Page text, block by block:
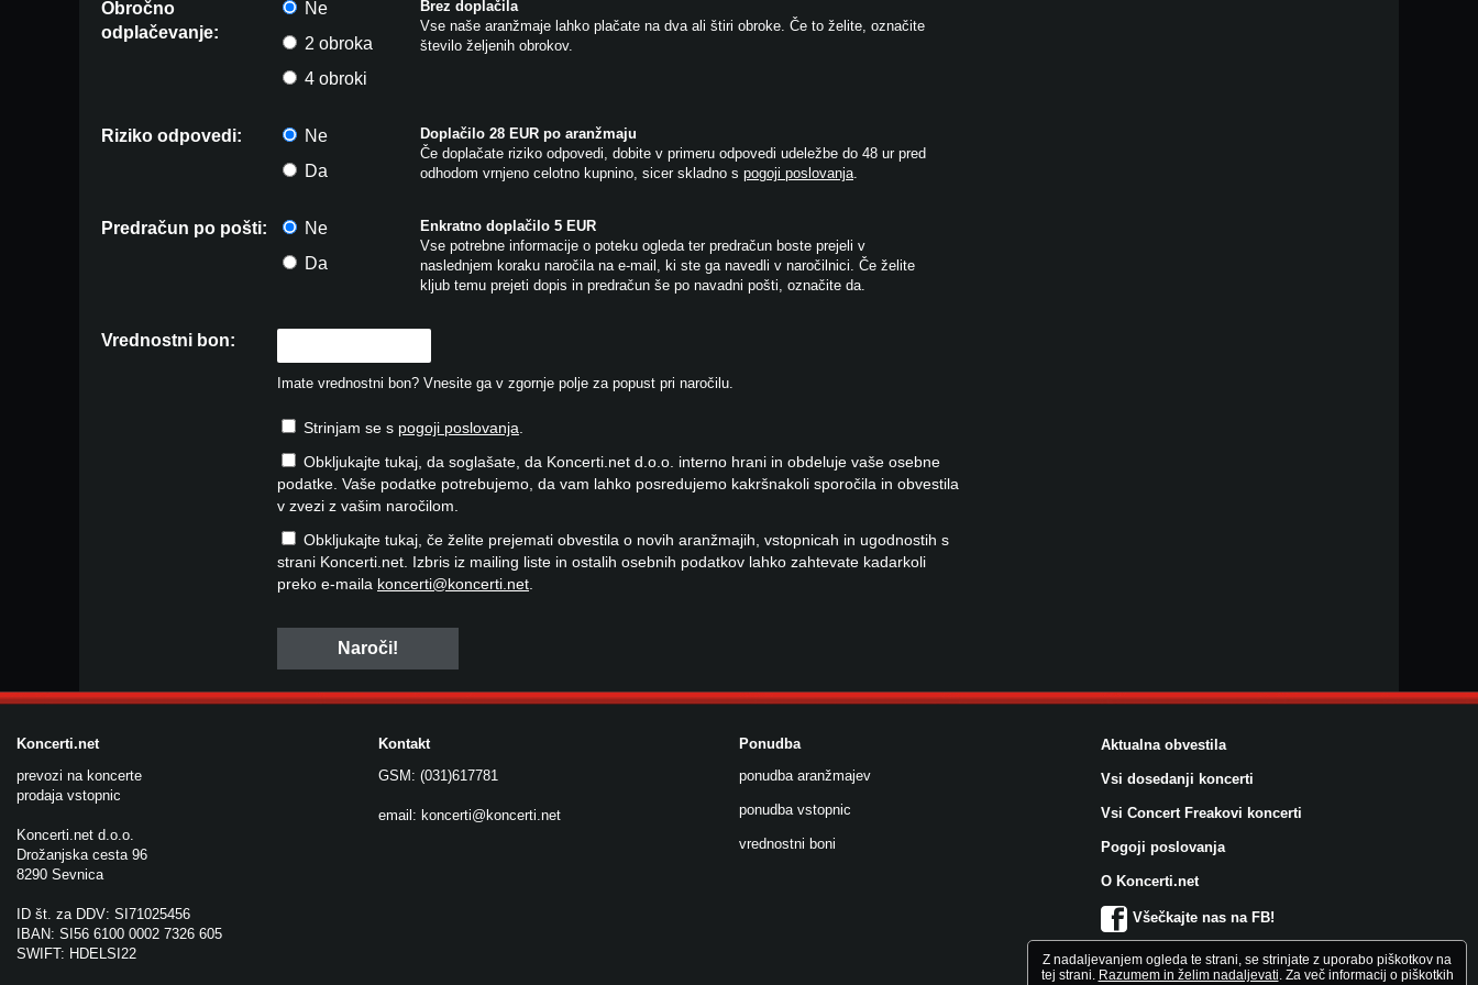
Obročno
odplačevanje:
Ne
2 obroka
4 obroki
Brez doplačila
Vse naše aranžmaje lahko plačate na dva ali štiri obroke. Če to želite, označite
število željenih obrokov.
Riziko odpovedi:
Ne
Da
Doplačilo 28 EUR po aranžmaju
Če doplačate riziko odpovedi, dobite v primeru odpovedi udeležbe do 48 ur pred
odhodom vrnjeno celotno kupnino, sicer skladno s pogoji poslovanja.
Predračun po pošti:
Ne
Da
Enkratno doplačilo 5 EUR
Vse potrebne informacije o poteku ogleda ter predračun boste prejeli v
naslednjem koraku naročila na e-mail, ki ste ga navedli v naročilnici. Če želite
kljub temu prejeti dopis in predračun še po navadni pošti, označite da.
Vrednostni bon:
Imate vrednostni bon? Vnesite ga v zgornje polje za popust pri naročilu.
Strinjam se s pogoji poslovanja
Obkljukajte tukaj, da soglašate, da Koncerti.net d.o.o. interno hrani in obdeluje vaše osebne
podatke. Vaše podatke potrebujemo, da vam lahko posredujemo kakršnakoli sporočila in obvestila
v zvezi z vašim naročilom.
Obkljukajte tukaj, če želite prejemati obvestila o novih aranžmajih, vstopnicah in ugodnostih s
strani Koncerti.net. Izbris iz mailing liste in ostalih osebnih podatkov lahko zahtevate kadarkoli
preko e-maila koncerti@koncerti.net
Koncerti.net
prevozi na koncerte
prodaja vstopnic
Koncerti.net d.o.o.
Drožanjska cesta 96
8290 Sevnica
ID št. za DDV: SI71025456
IBAN: SI56 6100 0002 7326 605
SWIFT: HDELSI22
Kontakt
GSM: (031)617781
email: koncerti@koncerti.net
Ponudba
ponudba aranžmajev
ponudba vstopnic
vrednostni boni
Aktualna obvestila
Vsi dosedanji koncerti
Vsi Concert Freakovi koncerti
Pogoji poslovanja
O Koncerti.net
Všečkajte nas na FB!
Z nadaljevanjem ogleda te strani, se strinjate z uporabo piškotkov na
tej strani. Razumem in želim nadaljevati. Za več informacij o piškotkih